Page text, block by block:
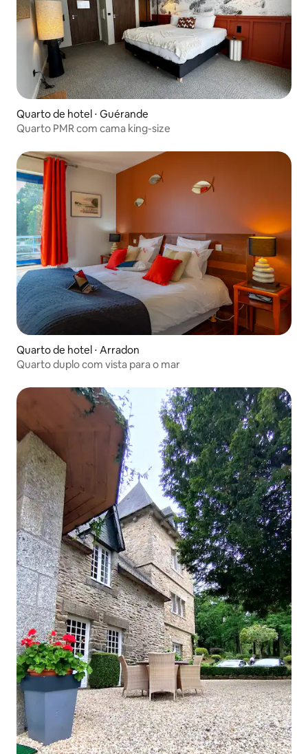
Quarto de hotel ⋅ Guérande
Quarto PMR com cama king-size
Quarto de hotel ⋅ Arradon
Quarto duplo com vista para o mar